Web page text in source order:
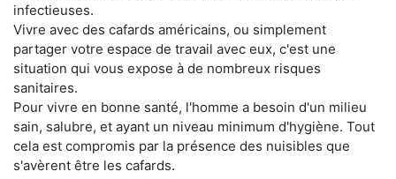
infectieuses.
Vivre avec des cafards américains, ou simplement
partager votre espace de travail avec eux, c'est une
situation qui vous expose à de nombreux risques
sanitaires.
Pour vivre en bonne santé, l'homme a besoin d'un milieu
sain, salubre, et ayant un niveau minimum d'hygiène. Tout
cela est compromis par la présence des nuisibles que
s'avèrent être les cafards.